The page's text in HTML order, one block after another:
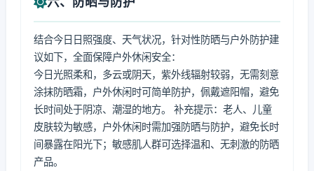
结合今日日照强度、天气状况，针对性防晒与户外防护建
议如下，全面保障户外休闲安全：
今日光照柔和，多云或阴天，紫外线辐射较弱，无需刻意
涂抹防晒霜，户外休闲时可简单防护，佩戴遮阳帽，避免
长时间处于阴凉、潮湿的地方。 补充提示：老人、儿童
皮肤较为敏感，户外休闲时需加强防晒与防护，避免长时
间暴露在阳光下；敏感肌人群可选择温和、无刺激的防晒
产品。